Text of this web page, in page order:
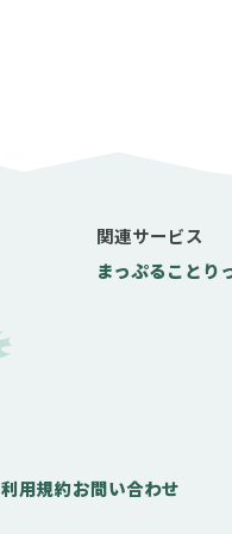
関連サービス
まっぷることり
利用規約お問い合わせ